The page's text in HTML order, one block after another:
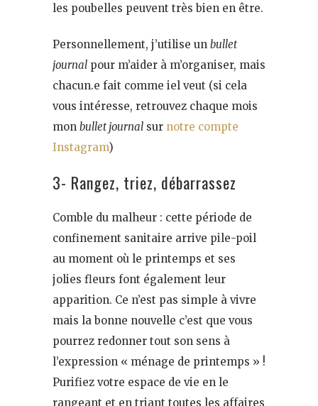
les poubelles peuvent très bien en être.
Personnellement, j’utilise un bullet
journal pour m’aider à m’organiser, mais
chacun.e fait comme iel veut (si cela
vous intéresse, retrouvez chaque mois
mon bullet journal sur notre compte
Instagram)
3- Rangez, triez, débarrassez
Comble du malheur : cette période de
confinement sanitaire arrive pile-poil
au moment où le printemps et ses
jolies fleurs font également leur
apparition. Ce n’est pas simple à vivre
mais la bonne nouvelle c’est que vous
pourrez redonner tout son sens à
l’expression « ménage de printemps » !
Purifiez votre espace de vie en le
rangeant et en triant toutes les affaires